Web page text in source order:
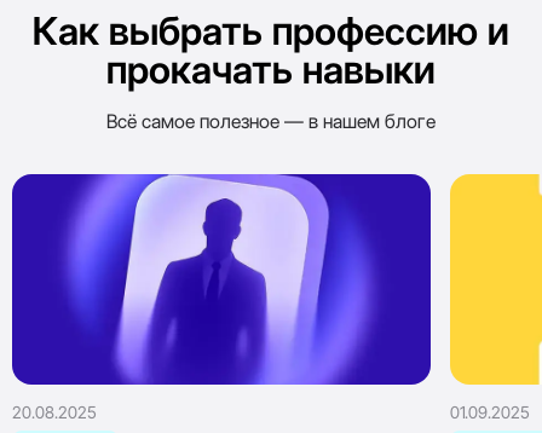
Как выбрать профессию и
прокачать навыки
Всё самое полезное — в нашем блоге
20.08.2025 01.09.2025